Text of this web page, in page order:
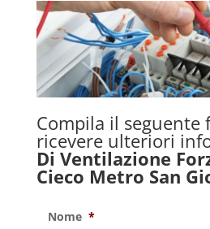
Compila il seguente
ricevere ulteriori
Di Ventilazione
Cieco Metro San
Nome *